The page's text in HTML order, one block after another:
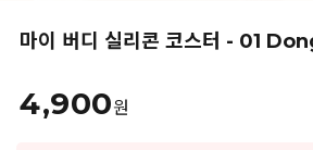
마이 버디 실리콘 코스터 - 01
4,900원